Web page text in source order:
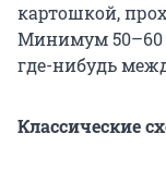
картошкой,
Минимум 50–60
где-нибудь
Классические